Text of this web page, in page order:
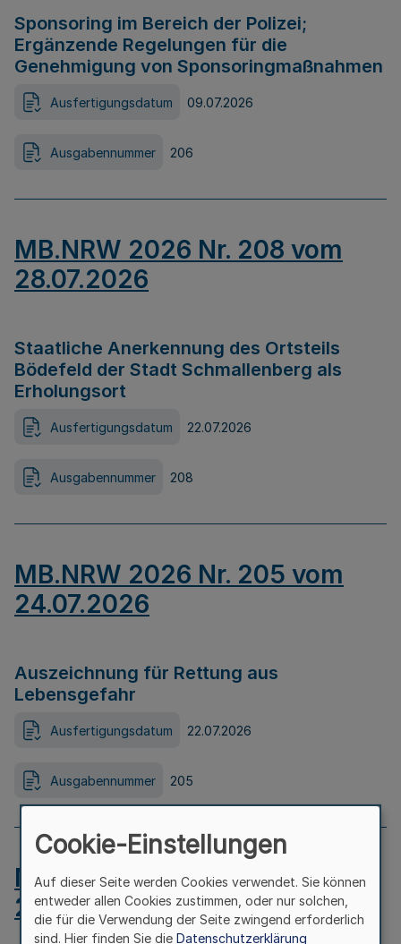
Sponsoring im Bereich der Polizei;
Ergänzende Regelungen für die
Genehmigung von Sponsoringmaßnahmen
Ausfertigungsdatum 09.07.2026
Ausgabennummer 206
MB.NRW 2026 Nr. 208 vom
28.07.2026
Staatliche Anerkennung des Ortsteils
Bödefeld der Stadt Schmallenberg als
Erholungsort
Ausfertigungsdatum 22.07.2026
Ausgabennummer 208
MB.NRW 2026 Nr. 205 vom
24.07.2026
Auszeichnung für Rettung aus
Lebensgefahr
Ausfertigungsdatum 22.07.2026
Ausgabennummer 205
MB.NRW 2026 Nr. 204 vom
24.07.2026
Cookie-Einstellungen
Auf dieser Seite werden Cookies verwendet. Sie können
entweder allen Cookies zustimmen, oder nur solchen,
die für die Verwendung der Seite zwingend erforderlich
sind. Hier finden Sie die Datenschutzerklärung